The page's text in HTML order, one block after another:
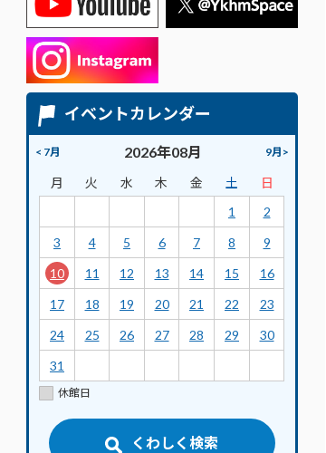
イベントカレンダー
< 7月 2026年08月 9月>
月 火 水 木 金 土
日
1
2
3
4 5 6 7 8
9
10
11 12 13 14 15
16
17
18 19 20 21 22
23
24
25 26 27 28 29
30
31
休館日
くわしく検索